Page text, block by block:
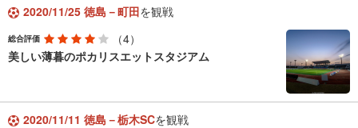
2020/11/25 徳島－町田を観戦
総合評価
（4）
美しい薄暮のポカリスエットスタジアム
2020/11/11 徳島－栃木SCを観戦